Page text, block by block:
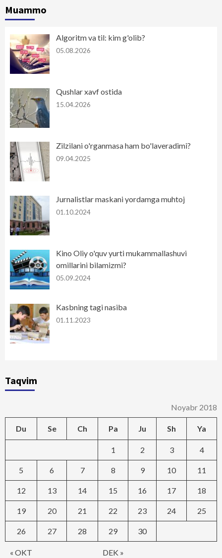
Muammo
Algoritm va til: kim g'olib?
05.08.2026
Qushlar xavf ostida
15.04.2026
Zilzilani o'rganmasa ham bo'laveradimi?
09.04.2025
Jurnalistlar maskani yordamga muhtoj
01.10.2024
Kino Oliy o'quv yurti mukammallashuvi
omillarini bilamizmi?
05.09.2024
Kasbning tagi nasiba
01.11.2023
Taqvim
Noyabr 2018
Du Se Ch Pa Ju Sh Ya
« OKT DEK »
1 2 3 4
5 6 7 8 9 10 11
12 13 14 15 16 17 18
19 20 21 22 23 24 25
26 27 28 29 30